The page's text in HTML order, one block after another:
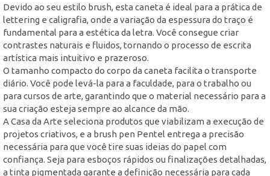
Devido ao seu estilo brush, esta caneta é ideal para a prática de
lettering e caligrafia, onde a variação da espessura do traço é
fundamental para a estética da letra. Você consegue criar
contrastes naturais e fluidos, tornando o processo de escrita
artística mais intuitivo e prazeroso.
O tamanho compacto do corpo da caneta facilita o transporte
diário. Você pode levá-la para a faculdade, para o trabalho ou
para cursos de arte, garantindo que o material necessário para a
sua criação esteja sempre ao alcance da mão.
A Casa da Arte seleciona produtos que viabilizam a execução de
projetos criativos, e a brush pen Pentel entrega a precisão
necessária para que você tire suas ideias do papel com
confiança. Seja para esboços rápidos ou finalizações detalhadas,
a tinta pigmentada garante a definição necessária para cada